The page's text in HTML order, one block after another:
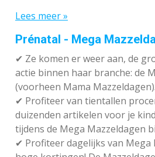
Lees meer »
Prénatal - Mega
✔ Ze komen er weer aan, de
actie binnen haar branche: de
(voorheen Mama Mazzeldagen).
✔ Profiteer van tientallen
duizenden artikelen voor je
tijdens de Mega Mazzeldagen
✔ Profiteer dagelijks van Mega